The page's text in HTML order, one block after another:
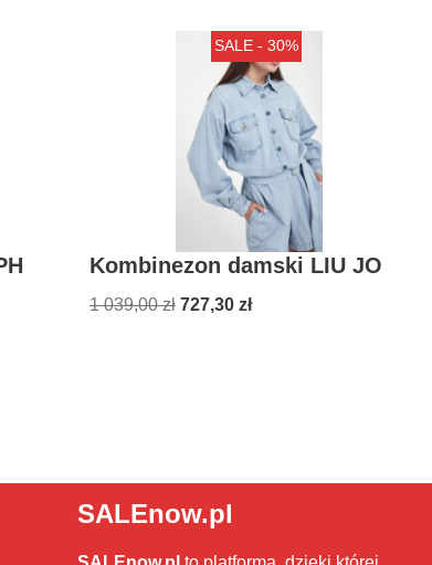
SALE - 30%
Kombinezon damski LIU JO
1 039,00zł 727,30 zł
SALEnow.pl